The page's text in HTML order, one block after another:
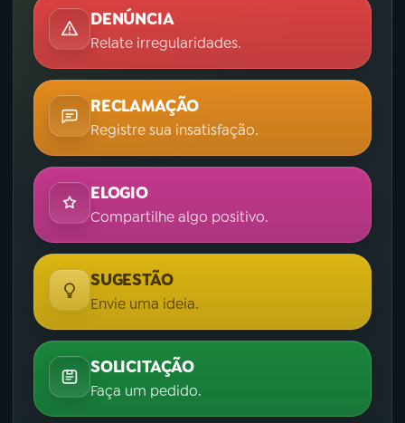
DENÚNCIA
Relate irregularidades.
RECLAMAÇÃO
Registre sua insatisfação.
ELOGIO
Compartilhe algo positivo.
SUGESTÃO
Envie uma ideia.
SOLICITAÇÃO
Faça um pedido.